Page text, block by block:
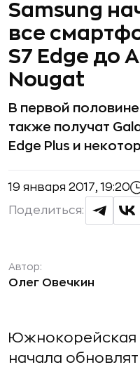
Samsung
все
S7 Edge до
Nougat
В первой
также получат
Edge Plus и
19 января 2017, 19:20
Поделиться:
Автор:
Олег Овечкин
Южнокорейская
начала